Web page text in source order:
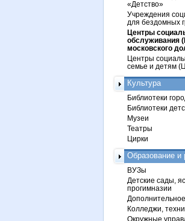
«Детство»
Учреждения
для бездомных
Центры
обслуживания
московского
Центры
семье и детям
Культура
Библиотеки
Библиотеки
Музеи
Театры
Цирки
Образование и
ВУЗы
Детские сады,
прогимназии
Колледжи,
Окружные